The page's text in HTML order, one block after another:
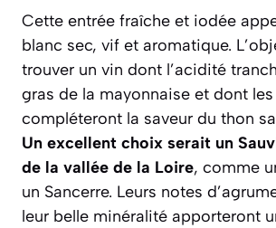
Cette entrée fraîche et iodée
blanc sec, vif et aromatique.
trouver un vin dont l’acidité
gras de la mayonnaise et dont
compléteront la saveur du thon
Un excellent choix serait un
de la vallée de la Loire, comme
un Sancerre. Leurs notes
leur belle minéralité apporteront